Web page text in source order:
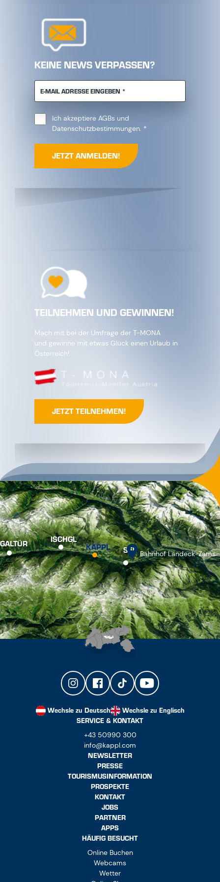
KEINE NEWS VERPASSEN?
E-MAIL ADRESSE EINGEBEN *
Ich akzeptiere AGBs und ​​​​​​​
Datenschutzbestimmungen. *
JETZT ANMELDEN!
TEILNEHMEN UND GEWINNEN!
Mach mit bei der Umfrage der T-MONA
und gewinne mit etwas Glück einen Urlaub in
Österreich!
JETZT TEILNEHMEN!
GALTÜR ISCHGL
KAPPL SEE Bahnhof Landeck-Zams
Wechsle zu Deutsch
Wechsle zu Englisch
SERVICE & KONTAKT
+43 50990 300
info@kappl.com
NEWSLETTER
PRESSE
TOURISMUSINFORMATION
PROSPEKTE
KONTAKT
JOBS
PARTNER
APPS
HÄUFIG BESUCHT
Online Buchen
Webcams
Wetter